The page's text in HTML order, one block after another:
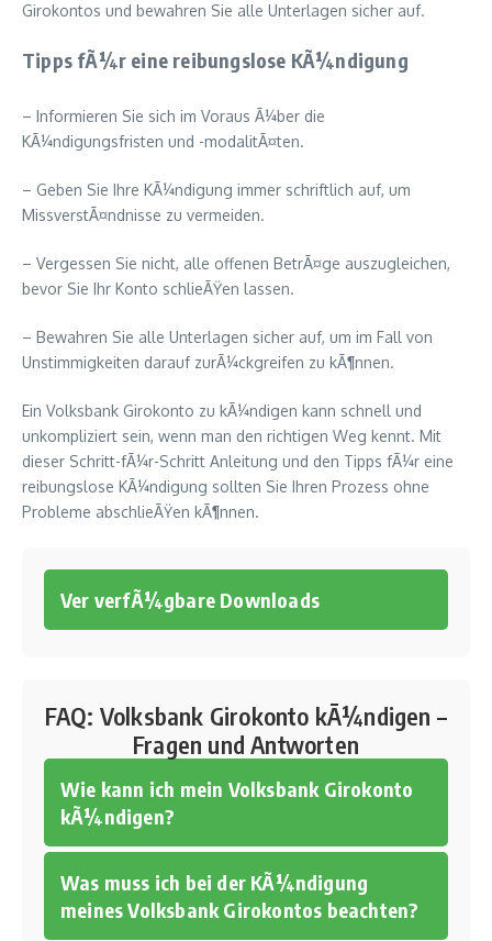
Girokontos und bewahren Sie alle Unterlagen sicher auf.
Tipps fÃ¼r eine reibungslose KÃ¼ndigung
– Informieren Sie sich im Voraus Ã¼ber die
KÃ¼ndigungsfristen und -modalitÃ¤ten.
– Geben Sie Ihre KÃ¼ndigung immer schriftlich auf, um
MissverstÃ¤ndnisse zu vermeiden.
– Vergessen Sie nicht, alle offenen BetrÃ¤ge auszugleichen,
bevor Sie Ihr Konto schlieÃŸen lassen.
– Bewahren Sie alle Unterlagen sicher auf, um im Fall von
Unstimmigkeiten darauf zurÃ¼ckgreifen zu kÃ¶nnen.
Ein Volksbank Girokonto zu kÃ¼ndigen kann schnell und
unkompliziert sein, wenn man den richtigen Weg kennt. Mit
dieser Schritt-fÃ¼r-Schritt Anleitung und den Tipps fÃ¼r eine
reibungslose KÃ¼ndigung sollten Sie Ihren Prozess ohne
Probleme abschlieÃŸen kÃ¶nnen.
Ver verfÃ¼gbare Downloads
FAQ: Volksbank Girokonto kÃ¼ndigen –
Fragen und Antworten
Wie kann ich mein Volksbank Girokonto
kÃ¼ndigen?
Was muss ich bei der KÃ¼ndigung
meines Volksbank Girokontos beachten?